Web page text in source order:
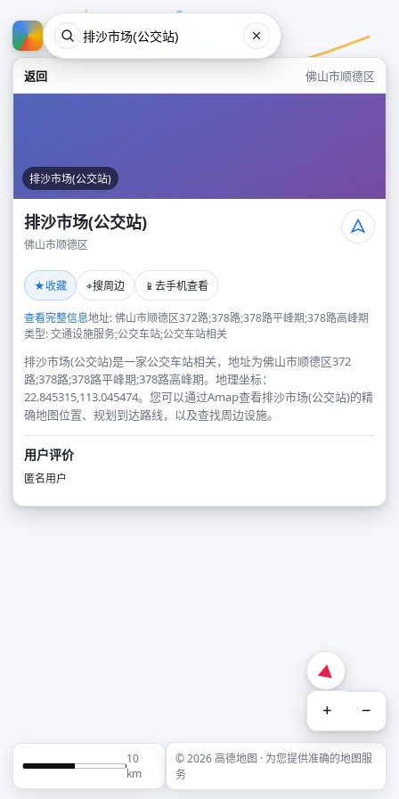
返回 佛山市顺德区
排沙市场(公交站)
排沙市场(公交站)
佛山市顺德区
★收藏 ⌖搜周边 📱 去手机查看
查看完整信息地址: 佛山市顺德区372路;378路;378路平峰期;378路高峰期
类型: 交通设施服务;公交车站;公交车站相关
排沙市场(公交站)是一家公交车站相关，地址为佛山市顺德区372
路;378路;378路平峰期;378路高峰期。地理坐标：
22.845315,113.045474。您可以通过Amap查看排沙市场(公交站)的精
确地图位置、规划到达路线，以及查找周边设施。
用户评价
匿名用户
+ −
10
km
© 2026 高德地图 · 为您提供准确的地图服
务